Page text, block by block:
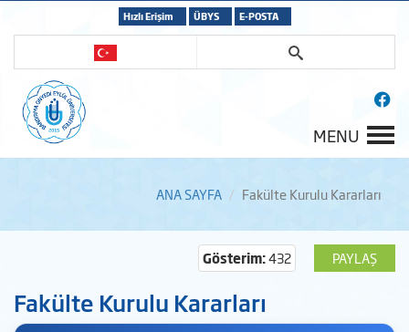
Hızlı Erişim ÜBYS E-POSTA
MENU
ANA SAYFA Fakülte Kurulu Kararları
PAYLAŞ
Gösterim:432
Fakülte Kurulu Kararları